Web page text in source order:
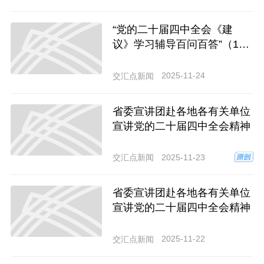
“党的二十届四中全会《建
议》学习辅导百问百答”（1
筹规划？
交汇点新闻 2025-11-24
省委宣讲团赴各地各有关单位
宣讲党的二十届四中全会精神
交汇点新闻 2025-11-23
省委宣讲团赴各地各有关单位
宣讲党的二十届四中全会精神
交汇点新闻 2025-11-22